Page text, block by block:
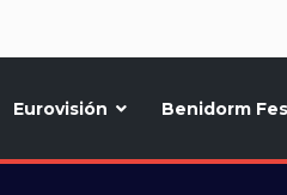
Eurovisión Benidorm